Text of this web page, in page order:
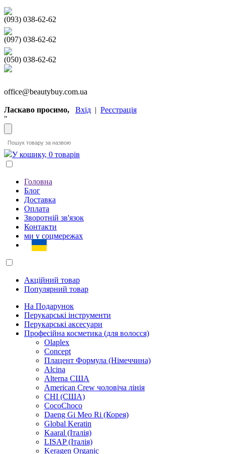
(093) 038-62-62
(097) 038-62-62
(050) 038-62-62
office@beautybuy.com.ua
Ласкаво просимо, Вхід | Реєстрація
"
У кошику, 0 товарів
Головна
Блог
Доставка
Оплата
Зворотній зв'язок
Контакти
ми у соцмережах
Акційний товар
Популярний товар
На Подарунок
Перукарські інструменти
Перукарські аксесуари
Професійна косметика (для волосся)
Olaplex
Concept
Плацент Формула (Німеччина)
Alcina
Alterna США
American Crew чоловіча лінія
CHI (США)
CocoChoco
Daeng Gi Meo Ri (Корея)
Global Keratin
Kaaral (Італія)
LISAP (Італія)
Keragen Organic